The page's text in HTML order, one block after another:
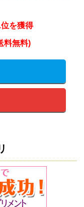
を獲得
料無料)